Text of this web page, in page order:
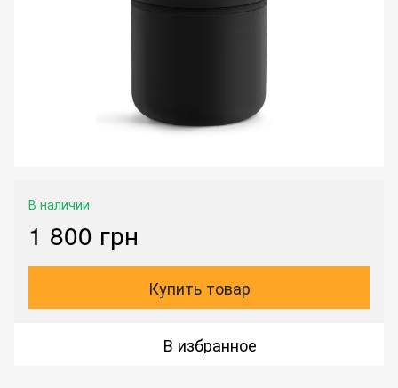
В наличии
1 800 грн
Купить товар
В избранное